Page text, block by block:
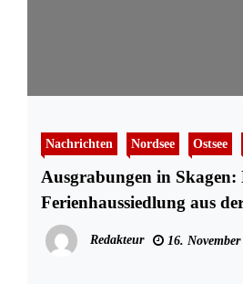
Nachrichten Nordsee Ostsee
Ausgrabungen in Skagen:
Ferienhaussiedlung aus
entdeckt
Redakteur 16. November